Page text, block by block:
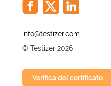
@
© Testizer 2026
Verifica del certificato